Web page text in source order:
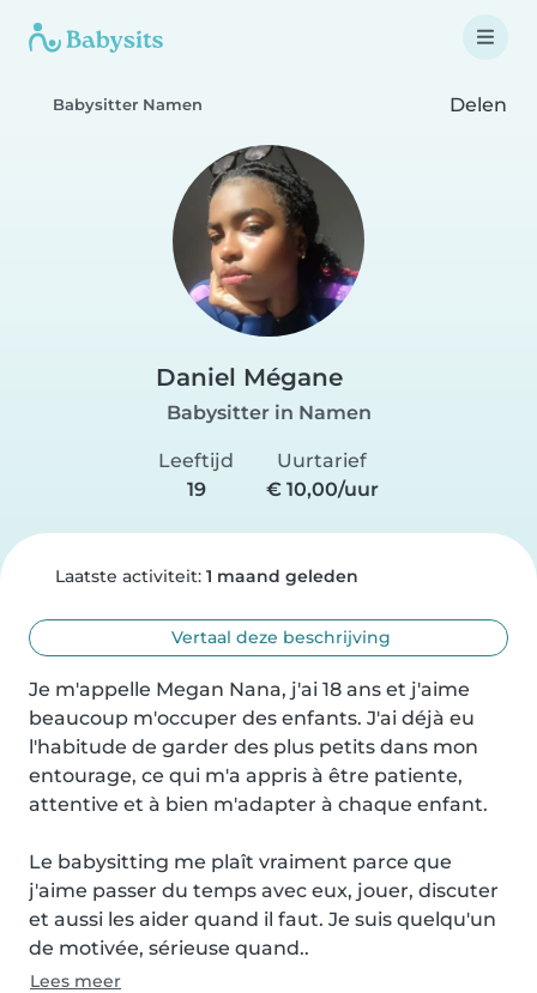
Babysitter Namen Delen
Daniel Mégane
Babysitter in Namen
Leeftijd
19
Uurtarief
€ 10,00/uur
Laatste activiteit: 1 maand geleden
Vertaal deze beschrijving
Je m'appelle Megan Nana, j'ai 18 ans et j'aime
beaucoup m'occuper des enfants. J'ai déjà eu
l'habitude de garder des plus petits dans mon
entourage, ce qui m'a appris à être patiente,
attentive et à bien m'adapter à chaque enfant.
Le babysitting me plaît vraiment parce que
j'aime passer du temps avec eux, jouer, discuter
et aussi les aider quand il faut. Je suis quelqu'un
de motivée, sérieuse quand..
Lees meer